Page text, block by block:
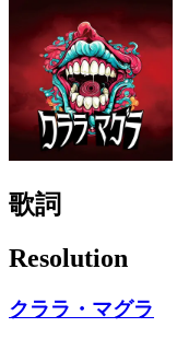
歌詞
Resolution
クララ・マグラ